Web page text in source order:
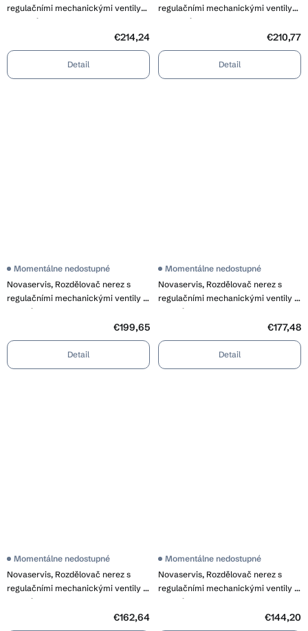
regulačními mechanickými ventily
11okruhů, SN-RO11S
€214,24
Detail
regulačními mechanickými ventily
10okruhů, SN-RO10S
€210,77
Detail
Novaservis, Rozdělovač nerez s
regulačními mechanickými ventily 9
okruhů, SN-RO09S
Momentálne nedostupné
€199,65
Detail
Novaservis, Rozdělovač nerez s
regulačními mechanickými ventily 8
okruhů, SN-RO08S
Momentálne nedostupné
€177,48
Detail
Novaservis, Rozdělovač nerez s
regulačními mechanickými ventily 7
okruhů, SN-RO07S
Momentálne nedostupné
€162,64
Novaservis, Rozdělovač nerez s
regulačními mechanickými ventily 6
okruhů, SN-RO06S
Momentálne nedostupné
€144,20